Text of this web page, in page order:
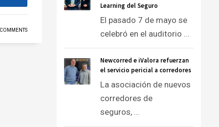
Learning del Seguro
El pasado 7 de mayo se
celebró en el auditorio ...
Newcorred e iValora refuerzan
el servicio pericial a corredores
La asociación de nuevos
corredores de
seguros, ...